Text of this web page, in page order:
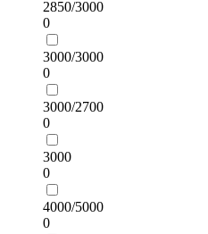
2850/3000
0
3000/3000
0
3000/2700
0
3000
0
4000/5000
0